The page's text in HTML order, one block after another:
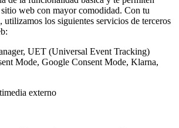
web con mayor comodidad. Con tu
utilizamos los siguientes servicios de terceros
UET (Universal Event Tracking)
Mode, Google Consent Mode, Klarna,
externo